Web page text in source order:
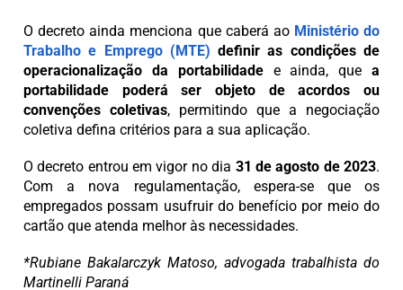
O decreto ainda menciona que caberá ao Ministério do
Trabalho e Emprego (MTE) definir as condições de
operacionalização da portabilidadee ainda, quea
portabilidade poderá ser objeto de acordos ou
convenções coletivas, permitindo que a negociação
coletiva defina critérios para a sua aplicação.
O decreto entrou em vigor no dia 31 de agosto de 2023.
Com a nova regulamentação, espera-se que os
empregados possam usufruir do benefício por meio do
cartão que atenda melhor às necessidades.
*Rubiane Bakalarczyk Matoso, advogada trabalhista do
Martinelli Paraná